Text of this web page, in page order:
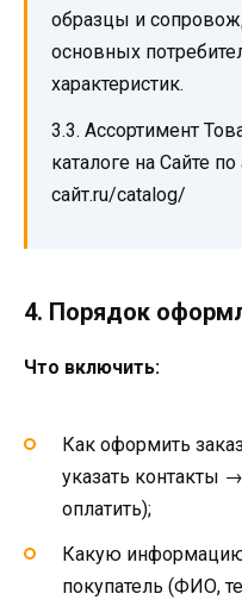
образцы и
основных
характеристик.
3.3. Ассортимент
каталоге на Сайте
сайт.ru/catalog/
4. Порядок
Что включить:
Как оформить
указать контакты
оплатить);
Какую
покупатель (ФИО,